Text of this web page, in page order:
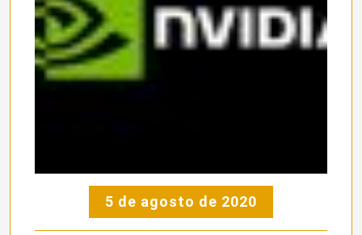
5 de agosto de 2020